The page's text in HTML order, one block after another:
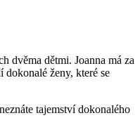
dvěma dětmi. Joanna má za
dokonalé ženy, které se
tajemství dokonalého